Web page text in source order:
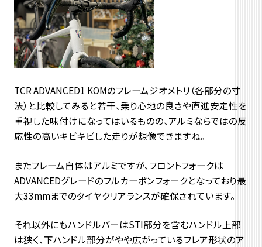
TCR ADVANCED1 KOMのフレームジオメトリ（各部分の寸
法）と比較してみると若干、乗り心地の良さや直進安定性を
重視した味付けになってはいるものの、アルミならではの反
応性の高いキビキビした走りが想像できますね。
またフレーム自体はアルミですが、フロントフォークは
ADVANCEDグレードのフルカーボンフォークとなっており最
大33mmまでのタイヤクリアランスが確保されています。
それ以外にもハンドルバーはSTI部分を含むハンドル上部
は狭く、下ハンドル部分がやや広がっているフレア形状のア